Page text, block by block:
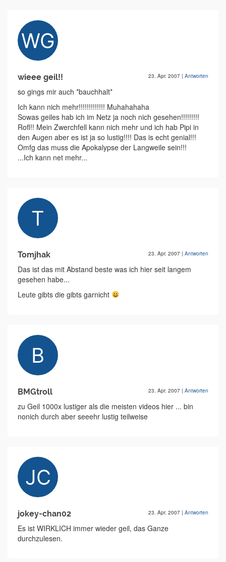
wieee geil!! 23. Apr. 2007 | Antworten
so gings mir auch *bauchhalt*
Ich kann nich mehr!!!!!!!!!!!!! Muhahahaha
Sowas geiles hab ich im Netz ja noch nich gesehen!!!!!!!!!
Rofl!! Mein Zwerchfell kann nich mehr und ich hab Pipi in
den Augen aber es ist ja so lustig!!!! Das is echt genial!!!
Omfg das muss die Apokalypse der Langweile sein!!!
...Ich kann net mehr...
Tomjhak 23. Apr. 2007 | Antworten
Das ist das mit Abstand beste was ich hier seit langem
gesehen habe...
Leute gibts die gibts garnicht
BMGtroll 23. Apr. 2007 | Antworten
zu Geil 1000x lustiger als die meisten videos hier ... bin
nonich durch aber seeehr lustig teilweise
jokey-chan02 23. Apr. 2007 | Antworten
Es ist WIRKLICH immer wieder geil, das Ganze
durchzulesen.